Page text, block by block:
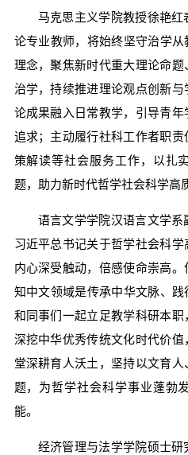
马克思主义学院教授徐艳
论专业教师，将始终坚守治学
理念，聚焦新时代重大理论命
治学，持续推进理论观点创新
论成果融入日常教学，引导青
追求；主动履行社科工作者职
策解读等社会服务工作，以扎
题，助力新时代哲学社会科学高
语言文学学院汉语言文学
习近平总书记关于哲学社会科学
内心深受触动，倍感使命崇高
知中文领域是传承中华文脉、
和同事们一起立足教学科研本职
深挖中华优秀传统文化时代价
堂深耕育人沃土，坚持以文育
题，为哲学社会科学事业蓬勃
能。
经济管理与法学学院硕士